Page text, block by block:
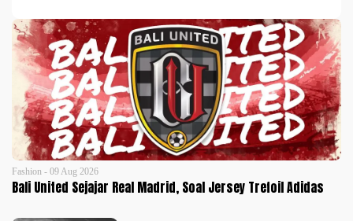
Fashion - 09 Aug 2026
Bali United Sejajar Real Madrid, Soal Jersey Trefoil Adidas